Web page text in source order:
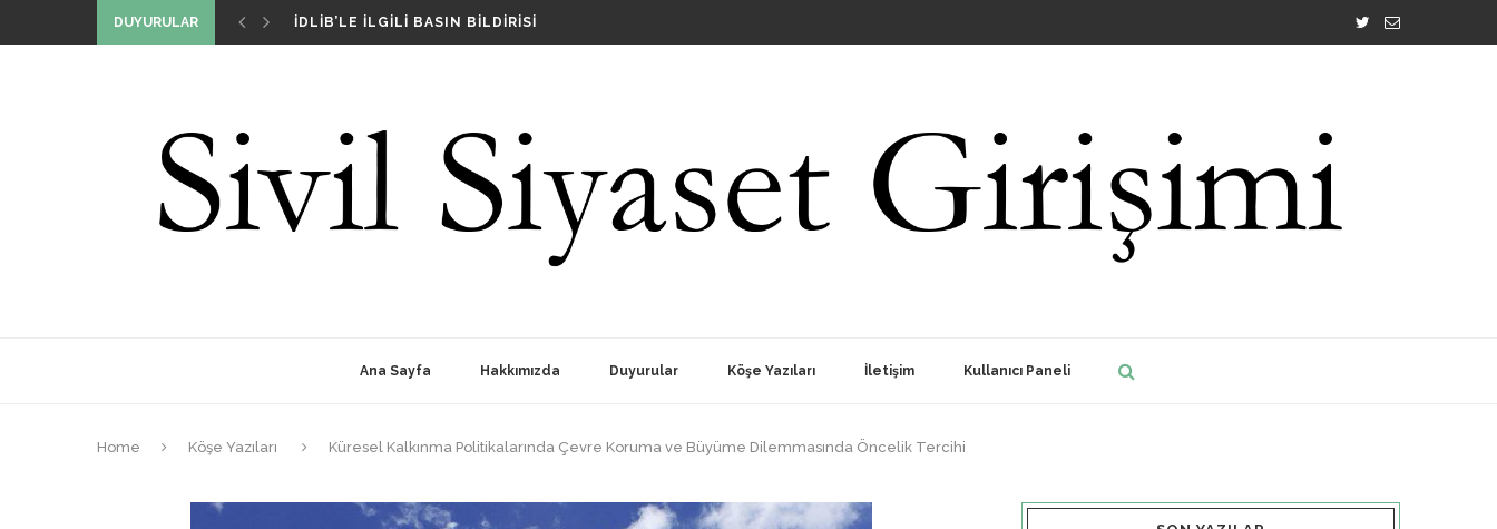
DUYURULAR
DIŞ POLITIKA DAVRANIŞLARINDA SIYASILERI AKLI SELIME DAVET EDIYORUZ
BIZ KIMIZ VE NIÇIN VARIZ?
Ana Sayfa Hakkımızda Duyurular Köşe Yazıları İletişim Kullanıcı Paneli
Home Köşe Yazıları Küresel Kalkınma Politikalarında Çevre Koruma ve Büyüme Dilemmasında Öncelik Tercihi